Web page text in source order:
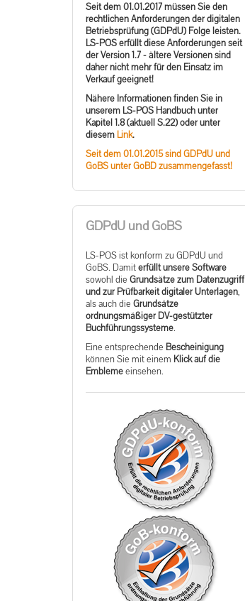
Seit dem 01.01.2017 müssen Sie den
rechtlichen Anforderungen der digitalen
Betriebsprüfung (GDPdU) Folge leisten.
LS-POS erfüllt diese Anforderungen seit
der Version 1.7 - ältere Versionen sind
daher nicht mehr für den Einsatz im
Verkauf geeignet!
Nähere Informationen finden Sie in
unserem LS-POS Handbuch unter
Kapitel 1.8 (aktuell S.22) oder unter
diesem Link.
Seit dem 01.01.2015 sind GDPdU und
GoBS unter GoBD zusammengefasst!
GDPdU und GoBS
LS-POS ist konform zu GDPdU und
GoBS. Damiterfüllt unsere Software
sowohl die Grundsätze zum Datenzugriff
und zur Prüfbarkeit digitaler Unterlagen,
als auch die Grundsätze
ordnungsmäßiger DV-gestützter
Buchführungssysteme.
Eine entsprechende Bescheinigung
können Sie mit einem Klick auf die
Emblemeeinsehen.